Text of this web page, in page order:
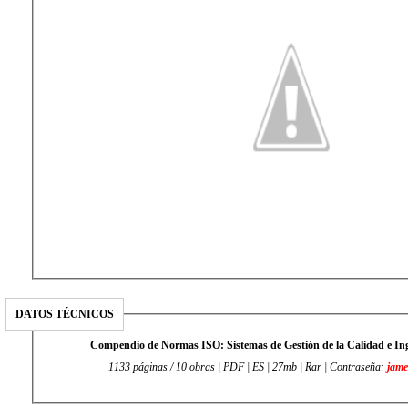
DATOS TÉCNICOS
Compendio de Normas ISO: Sistemas de Gestión de la Calidad e
1133 páginas / 10 obras | PDF | ES | 27mb | Rar | Contraseña: